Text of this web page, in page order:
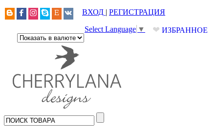
ВХОД | РЕГИСТРАЦИЯ
❤ ИЗБРАННОЕ
Select Language ▼